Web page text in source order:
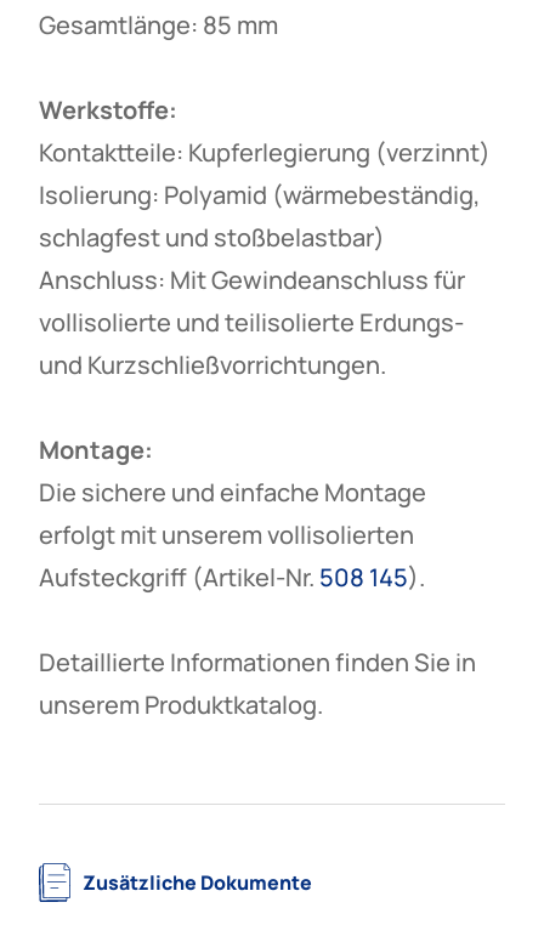
Gesamtlänge: 85 mm
Werkstoffe:
Kontaktteile: Kupferlegierung (verzinnt)
Isolierung: Polyamid (wärmebeständig,
schlagfest und stoßbelastbar)
Anschluss: Mit Gewindeanschluss für
vollisolierte und teilisolierte Erdungs-
und Kurzschließvorrichtungen.
Montage:
Die sichere und einfache Montage
erfolgt mit unserem vollisolierten
Aufsteckgriff (Artikel-Nr. 508 145).
Detaillierte Informationen finden Sie in
unserem Produktkatalog.
Zusätzliche Dokumente